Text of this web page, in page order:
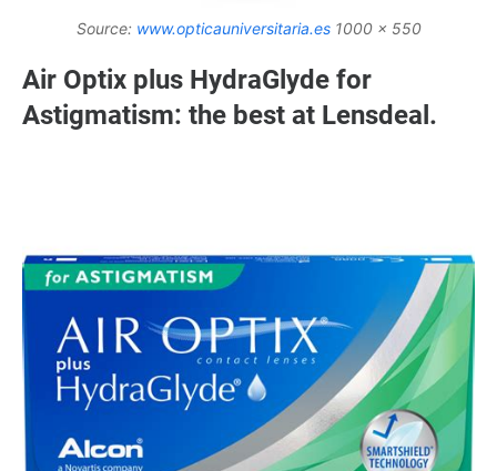
Source: www.opticauniversitaria.es1000 x 550
Air Optix plus HydraGlyde for
Astigmatism: the best at Lensdeal.